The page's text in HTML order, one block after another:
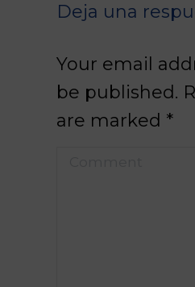
Deja una
Your email
be published.
are marked *